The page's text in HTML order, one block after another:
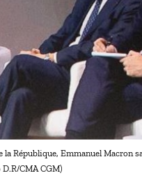
la République, Emmanuel Macron
CMA CGM)